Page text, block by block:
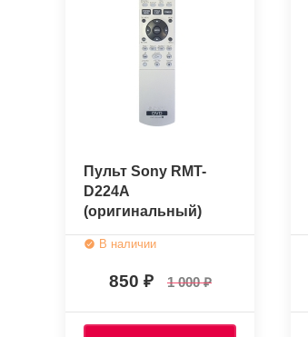
Пульт Sony RMT-
D224A
(оригинальный)
В наличии
850 1 000